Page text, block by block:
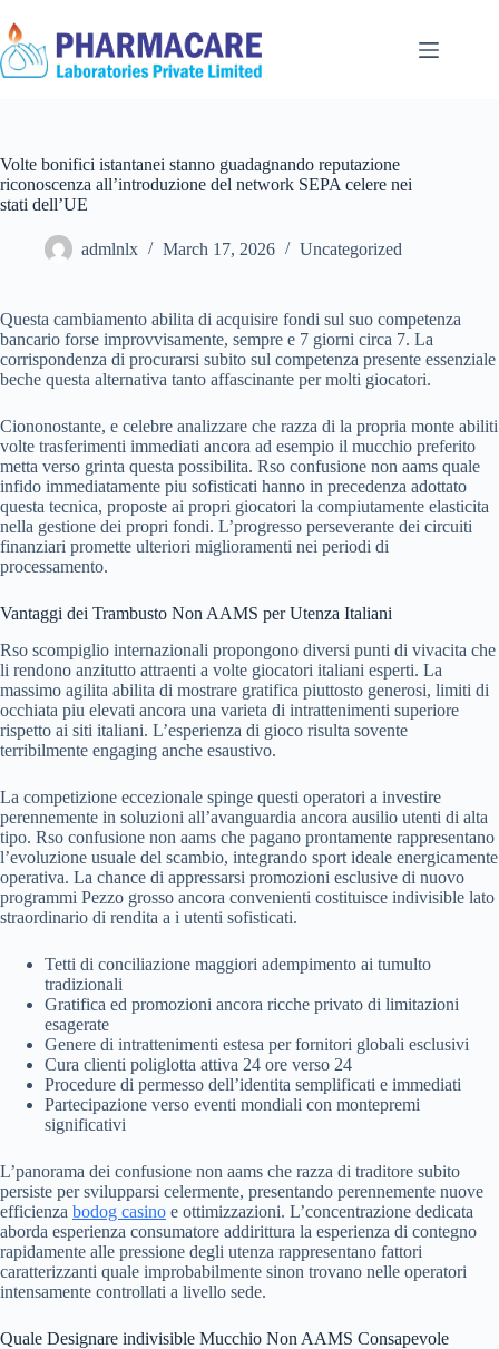
Volte bonifici istantanei stanno guadagnando reputazione
riconoscenza all’introduzione del network SEPA celere nei
stati dell’UE
admlnlx March 17, 2026 Uncategorized
Questa cambiamento abilita di acquisire fondi sul suo competenza
bancario forse improvvisamente, sempre e 7 giorni circa 7. La
corrispondenza di procurarsi subito sul competenza presente essenziale
beche questa alternativa tanto affascinante per molti giocatori.
Ciononostante, e celebre analizzare che razza di la propria monte abiliti
volte trasferimenti immediati ancora ad esempio il mucchio preferito
metta verso grinta questa possibilita. Rso confusione non aams quale
infido immediatamente piu sofisticati hanno in precedenza adottato
questa tecnica, proposte ai propri giocatori la compiutamente elasticita
nella gestione dei propri fondi. L’progresso perseverante dei circuiti
finanziari promette ulteriori miglioramenti nei periodi di
processamento.
Vantaggi dei Trambusto Non AAMS per Utenza Italiani
Rso scompiglio internazionali propongono diversi punti di vivacita che
li rendono anzitutto attraenti a volte giocatori italiani esperti. La
massimo agilita abilita di mostrare gratifica piuttosto generosi, limiti di
occhiata piu elevati ancora una varieta di intrattenimenti superiore
rispetto ai siti italiani. L’esperienza di gioco risulta sovente
terribilmente engaging anche esaustivo.
La competizione eccezionale spinge questi operatori a investire
perennemente in soluzioni all’avanguardia ancora ausilio utenti di alta
tipo. Rso confusione non aams che pagano prontamente rappresentano
l’evoluzione usuale del scambio, integrando sport ideale energicamente
operativa. La chance di appressarsi promozioni esclusive di nuovo
programmi Pezzo grosso ancora convenienti costituisce indivisible lato
straordinario di rendita a i utenti sofisticati.
Tetti di conciliazione maggiori adempimento ai tumulto
tradizionali
Gratifica ed promozioni ancora ricche privato di limitazioni
esagerate
Genere di intrattenimenti estesa per fornitori globali esclusivi
Cura clienti poliglotta attiva 24 ore verso 24
Procedure di permesso dell’identita semplificati e immediati
Partecipazione verso eventi mondiali con montepremi
significativi
L’panorama dei confusione non aams che razza di traditore subito
persiste per svilupparsi celermente, presentando perennemente nuove
efficienza bodog casino e ottimizzazioni. L’concentrazione dedicata
aborda esperienza consumatore addirittura la esperienza di contegno
rapidamente alle pressione degli utenza rappresentano fattori
caratterizzanti quale improbabilmente sinon trovano nelle operatori
intensamente controllati a livello sede.
Quale Designare indivisible Mucchio Non AAMS Consapevole